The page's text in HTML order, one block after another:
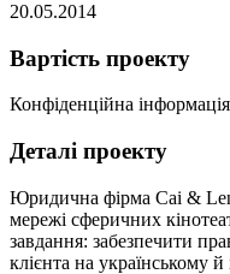
20.05.2014
Вартість проекту
Конфіденційна інформація
Деталі проекту
Юридична фірма Cai &
мережі сферичних
завдання: забезпечити
клієнта на українському